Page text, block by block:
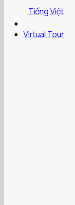
Tiếng Việt
Virtual Tour